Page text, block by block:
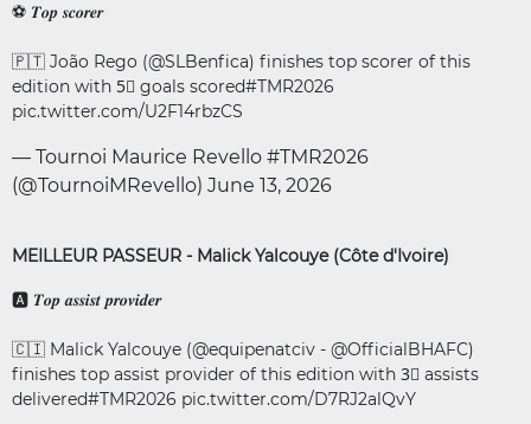
⚽️ 𝑻𝒐𝒑 𝒔𝒄𝒐𝒓𝒆𝒓
🇵🇹 João Rego (@SLBenfica) finishes top scorer of this
edition with 5⃣ goals scored#TMR2026
pic.twitter.com/U2F14rbzCS
— Tournoi Maurice Revello #TMR2026
(@TournoiMRevello) June 13, 2026
MEILLEUR PASSEUR - Malick Yalcouye (Côte d'Ivoire)
🅰️ 𝑻𝒐𝒑 𝒂𝒔𝒔𝒊𝒔𝒕 𝒑𝒓𝒐𝒗𝒊𝒅𝒆𝒓
🇨🇮 Malick Yalcouye (@equipenatciv - @OfficialBHAFC)
finishes top assist provider of this edition with 3⃣ assists
delivered#TMR2026 pic.twitter.com/D7RJ2alQvY